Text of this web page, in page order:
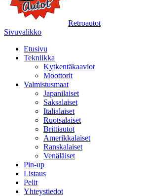
Retroautot
Sivuvalikko
Etusivu
Tekniikka
Kytkentäkaaviot
Moottorit
Valmistusmaat
Japanilaiset
Saksalaiset
Italialaiset
Ruotsalaiset
Brittiautot
Amerikkalaiset
Ranskalaiset
Venäläiset
Pin-up
Listaus
Pelit
Yhteystiedot